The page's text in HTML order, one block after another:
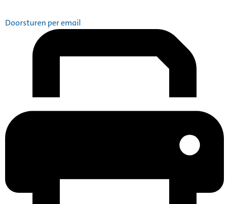
Doorsturen per email